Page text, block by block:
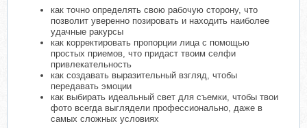
как точно определять свою рабочую сторону, что
позволит уверенно позировать и находить наиболее
удачные ракурсы
как корректировать пропорции лица с помощью
простых приемов, что придаст твоим селфи
привлекательность
как создавать выразительный взгляд, чтобы
передавать эмоции
как выбирать идеальный свет для съемки, чтобы твои
фото всегда выглядели профессионально, даже в
самых сложных условиях